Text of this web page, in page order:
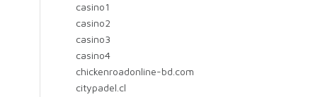
casino1
casino2
casino3
casino4
chickenroadonline-bd.com
citypadel.cl